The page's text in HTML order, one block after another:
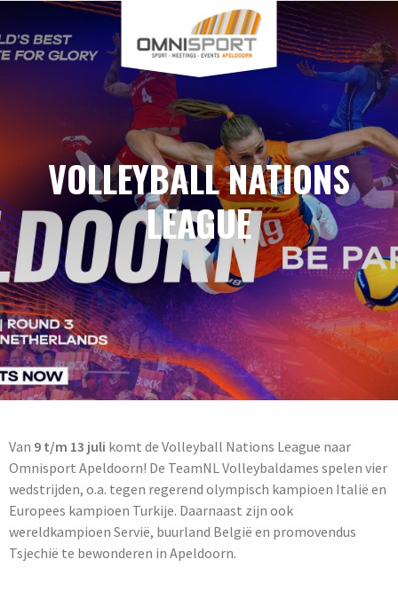
VOLLEYBALL NATIONS
LEAGUE
Van 9 t/m 13 juli komt de Volleyball Nations League naar
Omnisport Apeldoorn! De TeamNL Volleybaldames spelen vier
wedstrijden, o.a. tegen regerend olympisch kampioen Italië en
Europees kampioen Turkije. Daarnaast zijn ook
wereldkampioen Servië, buurland België en promovendus
Tsjechië te bewonderen in Apeldoorn.